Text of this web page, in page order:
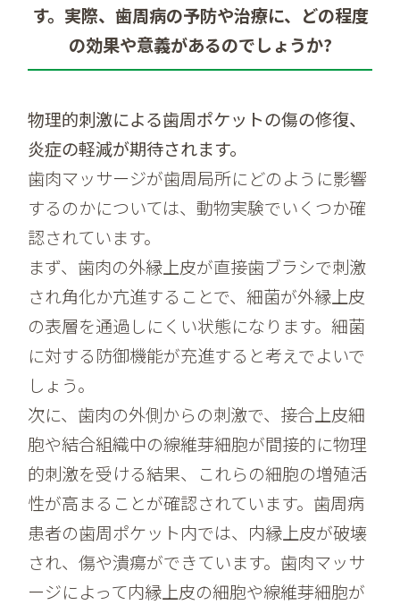
す。実際、歯周病の予防や治療に、どの程度
の効果や意義があるのでしょうか?
物理的刺激による歯周ポケットの傷の修復、
炎症の軽減が期待されます。
歯肉マッサージが歯周局所にどのように影響
するのかについては、動物実験でいくつか確
認されています。
まず、歯肉の外縁上皮が直接歯ブラシで刺激
され角化か亢進することで、細菌が外縁上皮
の表層を通過しにくい状態になります。細菌
に対する防御機能が充進すると考えでよいで
しょう。
次に、歯肉の外側からの刺激で、接合上皮細
胞や結合組織中の線維芽細胞が間接的に物理
的刺激を受ける結果、これらの細胞の増殖活
性が高まることが確認されています。歯周病
患者の歯周ポケット内では、内縁上皮が破壊
され、傷や潰瘍ができています。歯肉マッサ
ージによって内縁上皮の細胞や線維芽細胞が